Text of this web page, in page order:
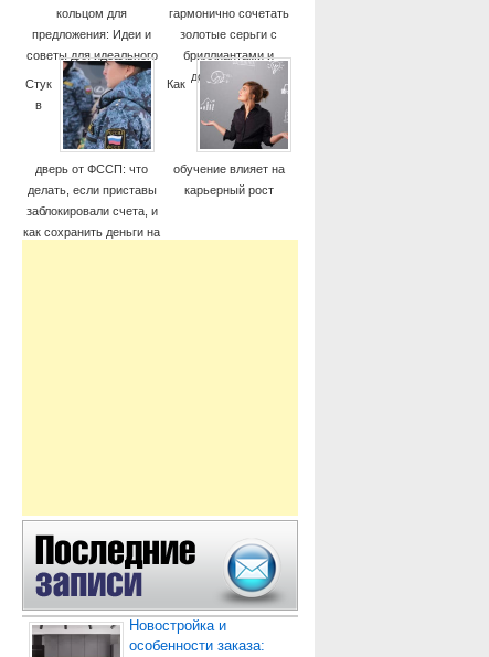
кольцом для
предложения: Идеи и
советы для идеального
момента
гармонично сочетать
золотые серьги с
бриллиантами и
дорогие часы
Стук
в
дверь от ФССП: что
делать, если приставы
заблокировали счета, и
как сохранить деньги на
Как
обучение влияет на
карьерный рост
Новостройка и
особенности заказа: